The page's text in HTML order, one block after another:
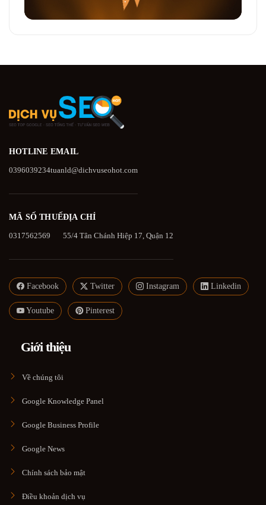
HOTLINE
0396039234
EMAIL
tuanld@dichvuseohot.com
MÃ SỐ THUẾ
0317562569
ĐỊA CHỈ
55/4 Tân Chánh Hiệp 17, Quận 12
Facebook Twitter Instagram Linkedin
Youtube Pinterest
Giới thiệu
Về chúng tôi
Google Knowledge Panel
Google Business Profile
Google News
Chính sách bảo mật
Điều khoản dịch vụ